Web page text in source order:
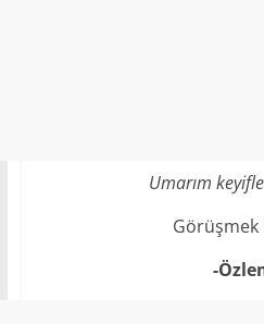
Umarım
Görüşmek
-